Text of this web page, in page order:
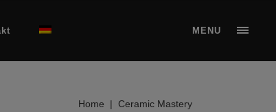
MENU
Home | Ceramic Mastery